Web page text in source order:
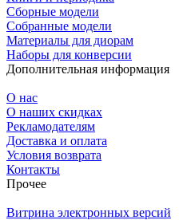
Сборные модели
Собранные модели
Материалы для диорам
Наборы для конверсии
Дополнительная информация
О нас
О наших скидках
Рекламодателям
Доставка и оплата
Условия возврата
Контакты
Прочее
Витрина электронных версий